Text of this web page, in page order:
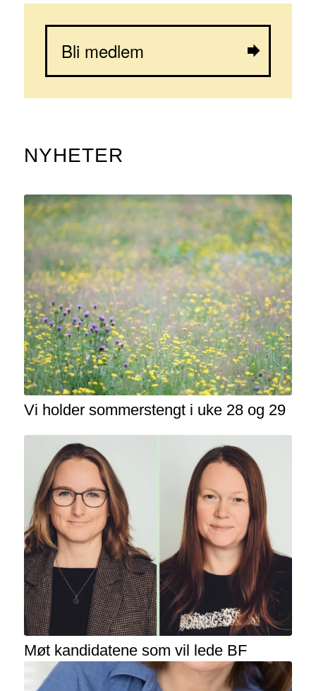
Bli medlem
NYHETER
Vi holder sommerstengt i uke 28 og 29
Møt kandidatene som vil lede BF